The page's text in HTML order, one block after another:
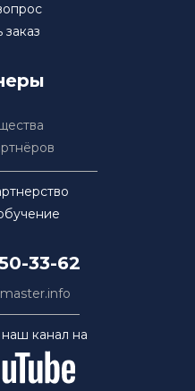
заказ
33-62
канал на